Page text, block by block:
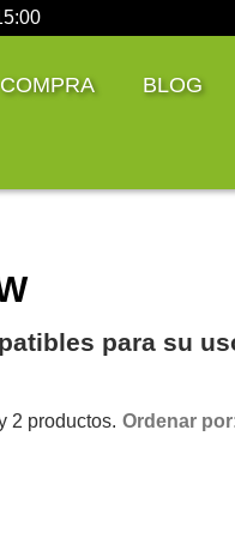
BLOG
para su
2 productos. Ordenar